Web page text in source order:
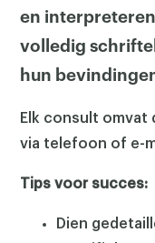
en
volledig
hun
Elk consult
via telefoon of e-
Tips voor succes:
Dien